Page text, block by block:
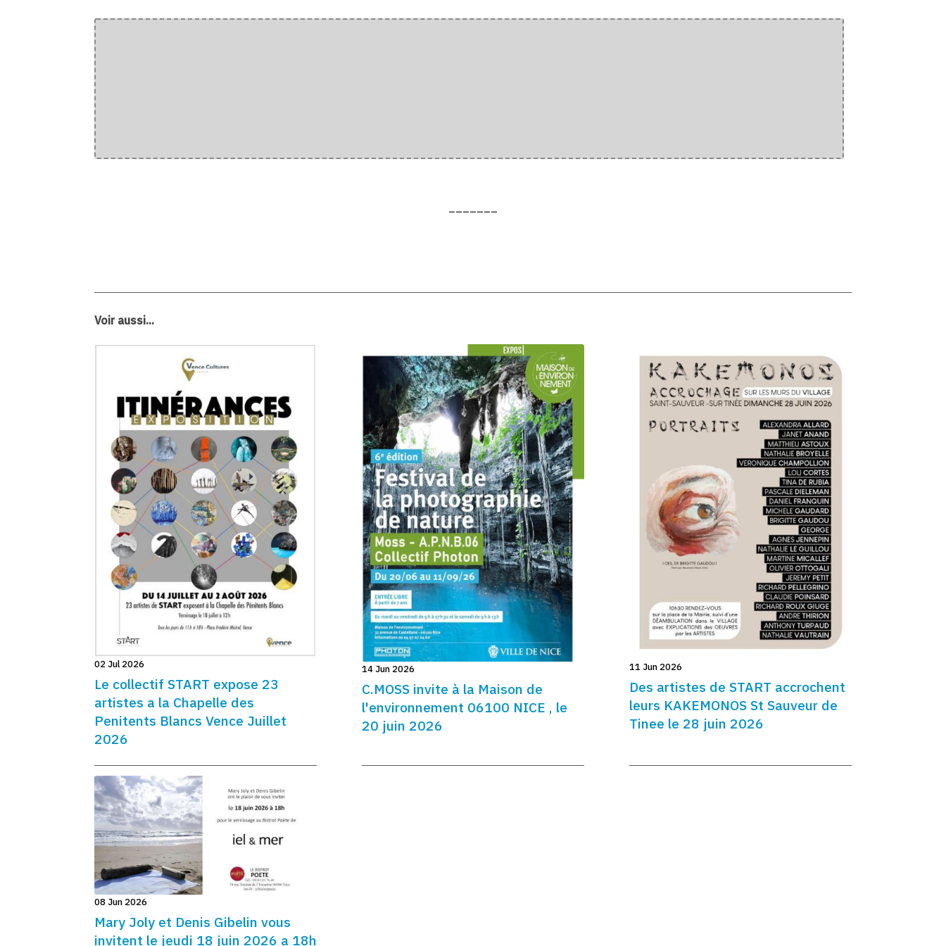
Voir aussi...
02 Jul 2026
Le collectif START expose 23
artistes a la Chapelle des
Penitents Blancs Vence Juillet
2026
14 Jun 2026
C.MOSS invite à la Maison de
l'environnement 06100 NICE , le
20 juin 2026
11 Jun 2026
Des artistes de START accrochent
leurs KAKEMONOS St Sauveur de
Tinee le 28 juin 2026
08 Jun 2026
Mary Joly et Denis Gibelin vous
invitent le jeudi 18 juin 2026 a 18h